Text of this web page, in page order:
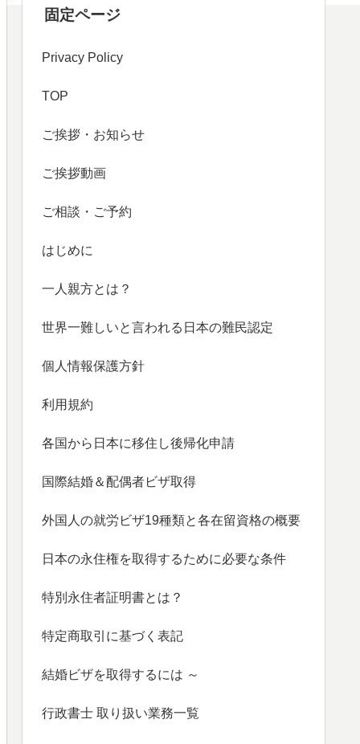
固定ページ
Privacy Policy
TOP
ご挨拶・お知らせ
ご挨拶動画
ご相談・ご予約
はじめに
一人親方とは？
世界一難しいと言われる日本の難民認定
個人情報保護方針
利用規約
各国から日本に移住し後帰化申請
国際結婚＆配偶者ビザ取得
外国人の就労ビザ19種類と各在留資格の概要
日本の永住権を取得するために必要な条件
特別永住者証明書とは？
特定商取引に基づく表記
結婚ビザを取得するには ～
行政書士 取り扱い業務一覧